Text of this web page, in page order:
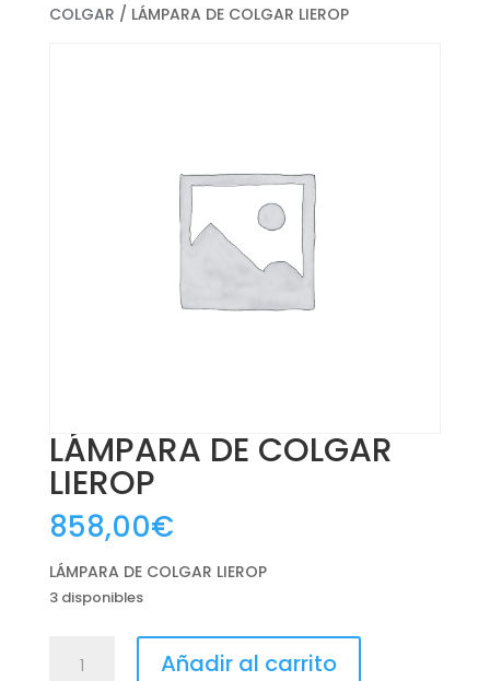
COLGAR / LÁMPARA DE COLGAR LIEROP
LÁMPARA DE COLGAR
LIEROP
858,00€
LÁMPARA DE COLGAR LIEROP
3 disponibles
Añadir al carrito